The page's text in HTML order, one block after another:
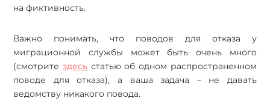
на фиктивность.
Важно понимать, что поводов для отказа у
миграционной службы может быть очень много
(смотритездесь статью об одном распространенном
поводе для отказа), а ваша задача – не давать
ведомству никакого повода.